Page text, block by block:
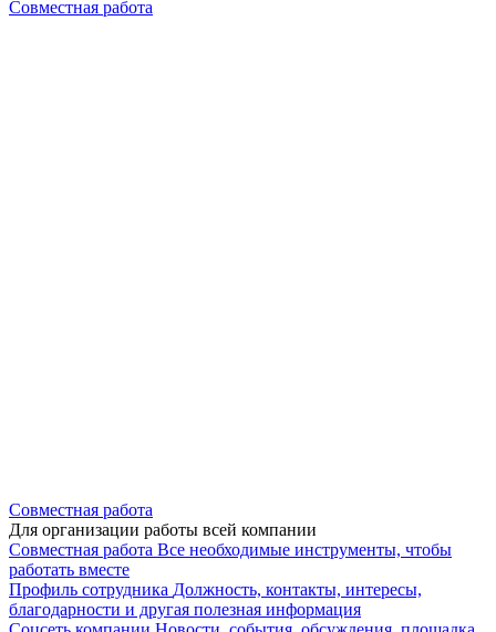
Совместная работа
Совместная работа
Для организации работы всей компании
Совместная работа Все необходимые инструменты, чтобы
работать вместе
Профиль сотрудника Должность, контакты, интересы,
благодарности и другая полезная информация